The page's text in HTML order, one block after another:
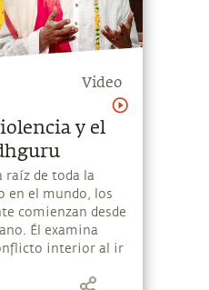
Video
y el
raíz de toda la
en el mundo, los
comienzan desde
Él examina
interior al ir
liberándonos del